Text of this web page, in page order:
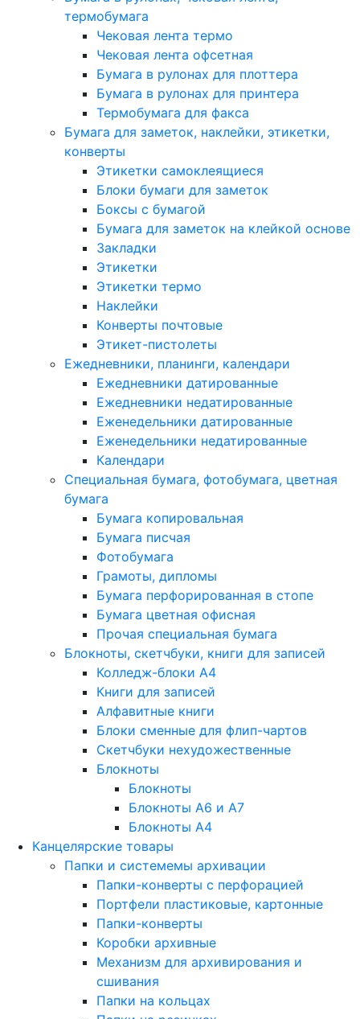
термобумага
Чековая лента термо
Чековая лента офсетная
Бумага в рулонах для плоттера
Бумага в рулонах для принтера
Термобумага для факса
Бумага для заметок, наклейки, этикетки,
конверты
Этикетки самоклеящиеся
Блоки бумаги для заметок
Боксы с бумагой
Бумага для заметок на клейкой основе
Закладки
Этикетки
Этикетки термо
Наклейки
Конверты почтовые
Этикет-пистолеты
Ежедневники, планинги, календари
Ежедневники датированные
Ежедневники недатированные
Еженедельники датированные
Еженедельники недатированные
Календари
Специальная бумага, фотобумага, цветная
бумага
Бумага копировальная
Бумага писчая
Фотобумага
Грамоты, дипломы
Бумага перфорированная в стопе
Бумага цветная офисная
Прочая специальная бумага
Блокноты, скетчбуки, книги для записей
Колледж-блоки А4
Книги для записей
Алфавитные книги
Блоки сменные для флип-чартов
Скетчбуки нехудожественные
Блокноты
Блокноты
Блокноты A6 и A7
Блокноты A4
Канцелярские товары
Папки и системемы архивации
Папки-конверты с перфорацией
Портфели пластиковые, картонные
Папки-конверты
Коробки архивные
Механизм для архивирования и
сшивания
Папки на кольцах